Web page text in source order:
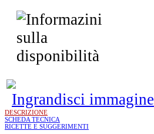
Ingrandisci immagine
DESCRIZIONE
SCHEDA TECNICA
RICETTE E SUGGERIMENTI